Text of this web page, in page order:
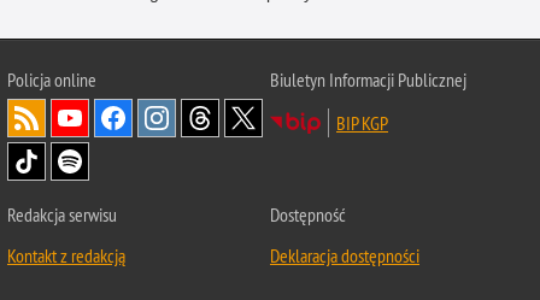
Policjaonline
Biuletyn Informacji Publicznej
BIP KGP
Redakcja serwisu
Kontakt z redakcją
Dostępność
Deklaracja dostępności